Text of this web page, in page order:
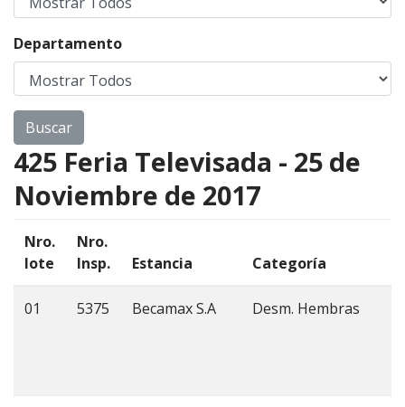
Departamento
425 Feria Televisada - 25 de
Noviembre de 2017
Nro.
lote
Nro.
Insp.
Estancia Categoría
01 5375 Becamax S.A Desm. Hembras